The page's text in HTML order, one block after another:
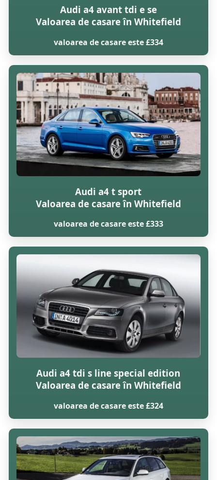
Audi a4 avant tdi e se
Valoarea de casare în Whitefield
valoarea de casare este £334
Audi a4 t sport
Valoarea de casare în Whitefield
valoarea de casare este £333
Audi a4 tdi s line special edition
Valoarea de casare în Whitefield
valoarea de casare este £324